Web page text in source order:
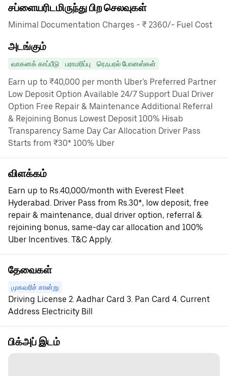
சப்ளையரிடமிருந்து பிற செலவுகள்
Minimal Documentation Charges - ₹ 2360/- Fuel Cost
அடங்கும்
வாகனக் காப்பீடு பராமரிப்பு ரெஃபரல் போனஸ்கள்
Earn up to ₹40,000 per month Uber's Preferred Partner
Low Deposit Option Available 24/7 Support Dual Driver
Option Free Repair & Maintenance Additional Referral
& Rejoining Bonus Lowest Deposit 100% Hisab
Transparency Same Day Car Allocation Driver Pass
Starts from ₹30* 100% Uber
விளக்கம்
Earn up to Rs.40,000/month with Everest Fleet
Hyderabad. Driver Pass from Rs.30*, low deposit, free
repair & maintenance, dual driver option, referral &
rejoining bonus, same-day car allocation and 100%
Uber Incentives. T&C Apply.
தேவைகள்
முகவரிச் சான்று
Driving License 2. Aadhar Card 3. Pan Card 4. Current
Address Electricity Bill
பிக்அப் இடம்